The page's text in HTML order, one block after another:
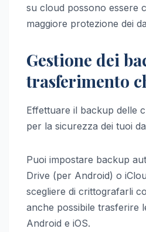
su cloud possono essere
maggiore protezione dei
Gestione dei
trasferimento
Effettuare il backup delle
per la sicurezza dei tuoi
Puoi impostare backup
Drive (per Android) o
scegliere di crittografarli
anche possibile trasferire
Android e iOS.